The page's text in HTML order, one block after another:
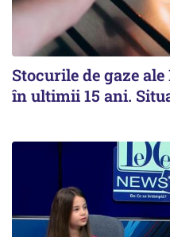
Stocurile de gaze
în ultimii 15 ani.